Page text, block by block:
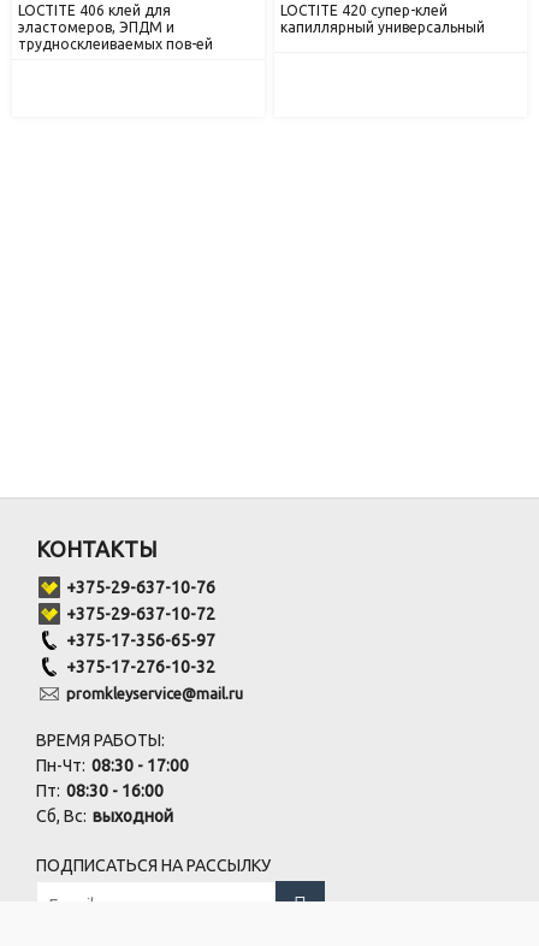
LOCTITE 406 клей для
эластомеров, ЭПДМ и
трудносклеиваемых пов-ей
LOCTITE 420 супер-клей
капиллярный универсальный
КОНТАКТЫ
+375-29-637-10-76
+375-29-637-10-72
+375-17-356-65-97
+375-17-276-10-32
promkleyservice@mail.ru
ВРЕМЯ РАБОТЫ:
Пн-Чт: 08:30 - 17:00
Пт: 08:30 - 16:00
Сб, Вс: выходной
ПОДПИСАТЬСЯ НА РАССЫЛКУ